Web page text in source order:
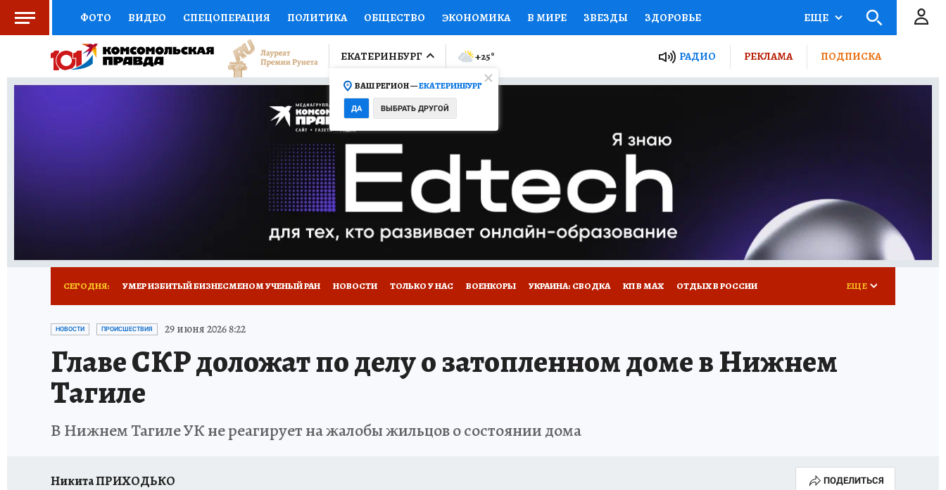
ФОТО ВИДЕО СПЕЦОПЕРАЦИЯ ПОЛИТИКА ОБЩЕСТВО ЭКОНОМИКА В МИРЕ ЗВЕЗДЫ ЗДОРОВЬЕ
СОЦПОДДЕРЖКА НАУКА СПОРТ КОЛУМНИСТЫ ПРОИСШЕСТВИЯ НАЦИОНАЛЬНЫЕ ПРОЕКТЫ РОССИИ
ВЫБОР ЭКСПЕРТОВ ДОКТОР ФИНАНСЫ ОТКРЫВАЕМ МИР Я ЗНАЮ СЕМЬЯ ЖЕНСКИЕ СЕКРЕТЫ ПУТЕВОДИТЕЛЬ
ПРОГНОЗЫ НА СПОРТ ПРОМОКОДЫ СЕРИАЛЫ
ТЕЛЕВИЗОР КОЛЛЕКЦИИ КОНКУРСЫ ГИД ПОТРЕБИТЕЛЯ
НОВОЕ НА САЙТЕ
ЕЩЕ
ЕКАТЕРИНБУРГ
ВАШ РЕГИОН —ЕКАТЕРИНБУРГ
ДА ВЫБРАТЬ ДРУГОЙ
+25° РАДИО РЕКЛАМА ПОДПИСКА
СЕГОДНЯ: УМЕР ИЗБИТЫЙ БИЗНЕСМЕНОМ УЧЕНЫЙ РАН НОВОСТИ ТОЛЬКО У НАС ВОЕНКОРЫ УКРАИНА: СВОДКА КП В МАХ ОТДЫХ В РОССИИ
ЗАПОВЕДНАЯ РОССИЯ ПРОИСШЕСТВИЯ
ЕЩЕ
НОВОСТИ ПРОИСШЕСТВИЯ 29 июня 2026 8:22
Главе СКР доложат по делу о затопленном доме в Нижнем
Тагиле
В Нижнем Тагиле УК не реагирует на жалобы жильцов о состоянии дома
Никита ПРИХОДЬКО ПОДЕЛИТЬСЯ